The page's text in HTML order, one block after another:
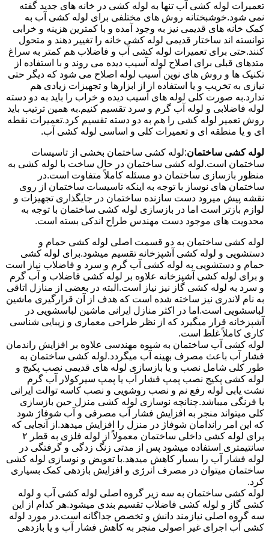
تعمیرات لوله کشی آب تنها به لوله کشی در خانه های جدید گفته
نمی شود.خوشبختانه روش های مختلفی برای لوله کشی آب به
کمک خانه های قدیمی نیز به وجود آمده و با کمترین هزینه و خرابی
توانسته اند ساختار قدیمی لوله کشی خانه را تغییر دهند و متحول
کنند.حتی برای تعمیرات لوله کشی آب و فاضلاب هم کمتر به سراغ
متدهای قبلی برای اصلاح لوله آسیب دیده می روند و با استفاده از
تکنیک ها و روش های نوین آسیب لوله اصلاح می شود که دیگر حتی
نیازی به تخریب و یا استفاده از از ابزارها و تجهیزات زیادی هم
ندارد.به صورت کلی لوله های آسیب دیده و خراب را باید به دو دسته
لوله فاضلابی و لوله آب گرم و سرد تقسیم کنیم.به همین ترتیب باید
روش تعمیر لوله کشی را هم به دو دسته تقسیم کرد.تعمیرات نقطه
ای و یا منطقه ای و تعمیرات کلی و اساسی لوله کشی آب.
لوله کشی ساختمان:لوله کشی ساختمان بخشی از تاسیسات
ساختمان است.لوله کشی ساختمان در حال ساخت با لوله کشی به
منظور بازسازی ساختمان دو مسئله کاملاً متفاوت است.در
ساختمان های نوساز با توجه به اینکه تاسیسات ساختمان از روی
نقشه پیش میرود دست سازنده ساختمان در جایگذاری تجهیزات و
لوازم بازتر است اما در بازسازی لوله کشی ساختمان با توجه به
محدویت های موجود دست مهندس طراح اندکی بسته است.
لوله کشی ساختمان به دو قسمت اصلی لوله کشی حمام و
دستشویی و لوله کشی آشپزخانه تقسیم میشود.برای لوله کشی
حمام و دستشویی به لوله کشی آب گرم و سرد و فاضلاب نیاز است
و برای لوله کشی آشپزخانه علاوه بر لوله کشی فاضلاب و آب گرم
و سرد به لوله کشی گاز نیز نیاز است.البته در بعضی از منازل اتاقی
به نام لاندری نیز ساخته شده است که هدف از آن قرارگیری ماشین
لباسشویی است.اما در اکثر منازل ایرانی ماشین لباسشویی در
آشپزخانه قرار میگیرد که از نظر طراحی معماری و زیبایی شناسی
کاری کاملاً غلط است.
لوله کشی آب ساختمان به شیوه مهندسی علاوه بر افزایش راندمان
فشار آب باعث مصرف بهینه آب میگردد.لوله کشی ساختمان به
طور کلی شامل نصب و یا بازسازی لوله های قدیمی نصب پکیج و
لوله کشی پکیج نصب پمپ فشار آب یا پمپ سیرکولار آب گرم
نشت یابی لوله رفع نم و نصب روشویی و نصب کاسه توالت ایرانی
یا فرنگی میباشد.چنانچه نوسازی لوله کشی منزل حین بازسازی
کلی میتواند منجر به افزایش فشار آب مصرفی و آب شوفاژ شود
که این امر راندامان شوفاژ در منزل را افزایش میدهد.از آنجایی که
برای لوله کشی داخلی ساختمان معمولاً از لوله فلزی به قطر ۲
سانتیمتری استفاده میشود پس از مدتی زنگ زدگی و گرفتگی در
لوله فشار آب را بسیار کاهش میدهد.با تعویض و نوسازی لوله کشی
ساختمان میتوان در مصرف انرژی و افزایش بازدهی کمک بسیاری
کرد.
لوله کشی ساختمان به سه زیر گروه اصلی لوله کشی آب و لوله
کشی گاز و لوله کشی فاضلاب تقسیم بندی میشود.هر کدام از این
سه گروه اصلی نیازمند دانش و تخصص جداگانه است.در مورد لوله
کشی آب اجرای غیر اصولی منجر به کاهش فشار آب و یا بازدهی